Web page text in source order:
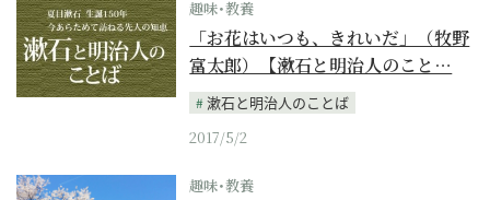
趣味･教養
「お花はいつも、きれいだ」（牧野
富太郎）【漱石と明治人のこと…
漱石と明治人のことば
2017/5/2
趣味･教養